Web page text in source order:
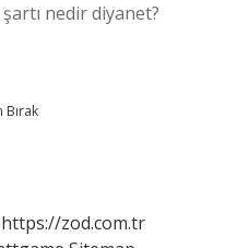
nedir diyanet?
Bırak
https://zod.com.tr